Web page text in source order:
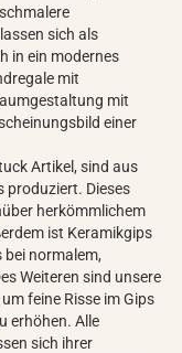
sich als
in ein modernes
mit
mit
einer
Artikel, sind aus
produziert. Dieses
herkömmlichem
ist Keramikgips
normalem,
Weiteren sind unsere
feine Risse im Gips
erhöhen. Alle
sich ihrer